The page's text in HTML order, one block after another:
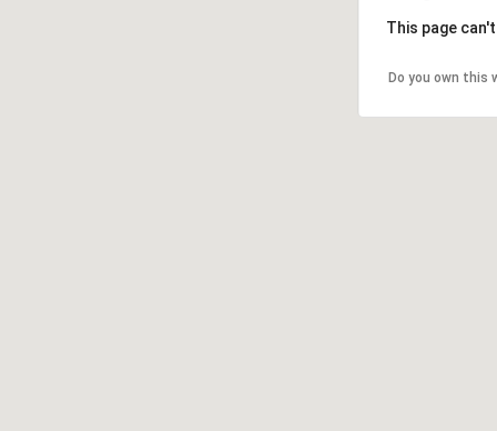
This page
Do you own this